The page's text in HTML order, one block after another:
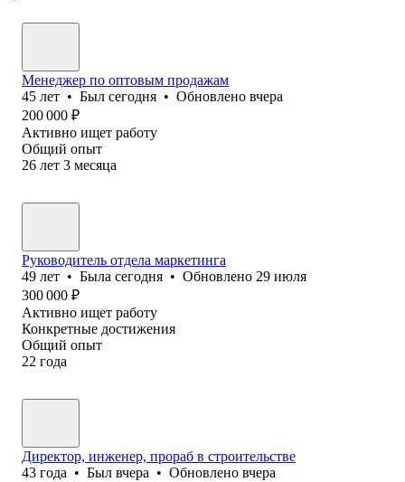
Менеджер по оптовым продажам
45 лет • Был сегодня • Обновлено вчера
200 000 ₽
Активно ищет работу
Общий опыт
26 лет 3 месяца
Руководитель отдела маркетинга
49 лет • Была сегодня • Обновлено 29 июля
300 000 ₽
Активно ищет работу
Конкретные достижения
Общий опыт
22 года
Директор, инженер, прораб в строительстве
43 года • Был вчера • Обновлено вчера